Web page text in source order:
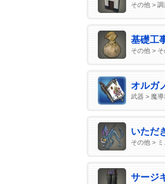
その他 >
基礎工
その他 >
オルガ
武器 > 魔導
いただ
その他 >
サージ